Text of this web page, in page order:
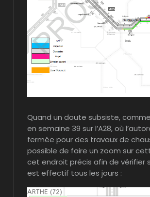
Quand un doute subsiste,
en semaine 39 sur l’A28, où
fermée pour des travaux de
possible de faire un zoom sur
cet endroit précis afin de vérifier
est effectif tous les jours :